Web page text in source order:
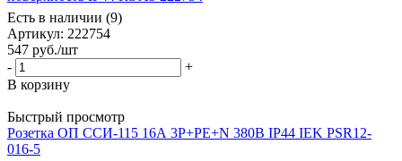
Есть в наличии (9)
Артикул: 222754
547 руб./шт
-
+
В корзину
Быстрый просмотр
Розетка ОП ССИ-115 16А 3P+PE+N 380В IP44 IEK PSR12-
016-5